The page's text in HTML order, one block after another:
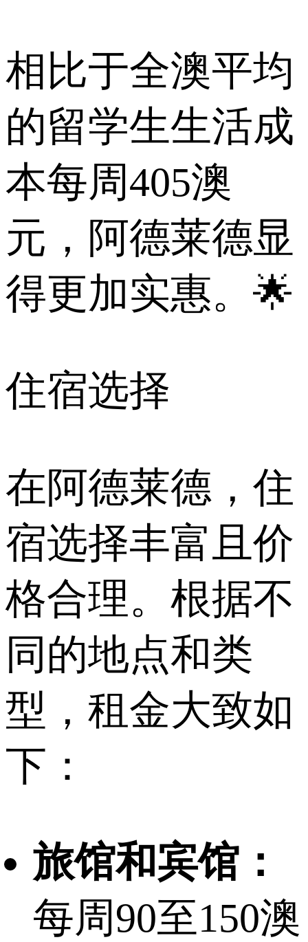
相比于全澳平均
的留学生生活成
本每周405澳
元，阿德莱德显
得更加实惠。🌟
住宿选择
在阿德莱德，住
宿选择丰富且价
格合理。根据不
同的地点和类
型，租金大致如
下：
旅馆和宾馆：
每周90至150澳